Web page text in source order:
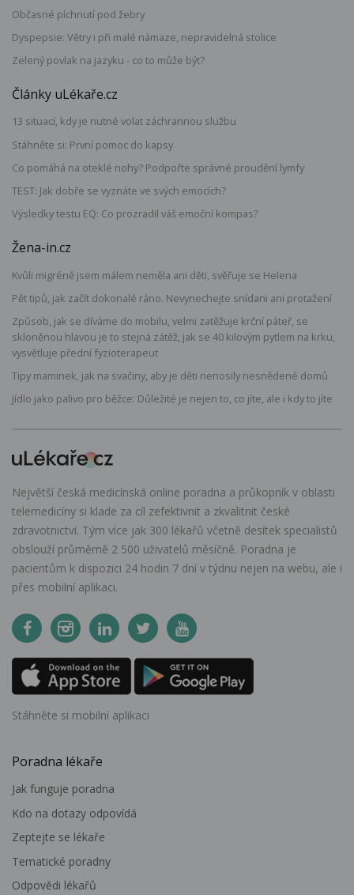
Občasné píchnutí pod žebry
Dyspepsie: Větry i při malé námaze, nepravidelná stolice
Zelený povlak na jazyku - co to může být?
Články uLékaře.cz
13 situací, kdy je nutné volat záchrannou službu
Stáhněte si: První pomoc do kapsy
Co pomáhá na oteklé nohy? Podpořte správné proudění lymfy
TEST: Jak dobře se vyznáte ve svých emocích?
Výsledky testu EQ: Co prozradil váš emoční kompas?
Žena-in.cz
Kvůli migréně jsem málem neměla ani děti, svěřuje se Helena
Pět tipů, jak začít dokonalé ráno. Nevynechejte snídani ani protažení
Způsob, jak se díváme do mobilu, velmi zatěžuje krční páteř, se
skloněnou hlavou je to stejná zátěž, jak se 40 kilovým pytlem na krku,
vysvětluje přední fyzioterapeut
Tipy maminek, jak na svačiny, aby je děti nenosily nesnědené domů
Jídlo jako palivo pro běžce: Důležité je nejen to, co jíte, ale i kdy to jíte
Největší česká medicínská online poradna a průkopník v oblasti
telemedicíny si klade za cíl zefektivnit a zkvalitnit české
zdravotnictví. Tým více jak 300 lékařů včetně desítek specialistů
obslouží průměrně 2 500 uživatelů měsíčně. Poradna je
pacientům k dispozici 24 hodin 7 dní v týdnu nejen na webu, ale i
přes mobilní aplikaci.
Stáhněte si mobilní aplikaci
Poradna lékaře
Jak funguje poradna
Kdo na dotazy odpovídá
Zeptejte se lékaře
Tematické poradny
Odpovědi lékařů